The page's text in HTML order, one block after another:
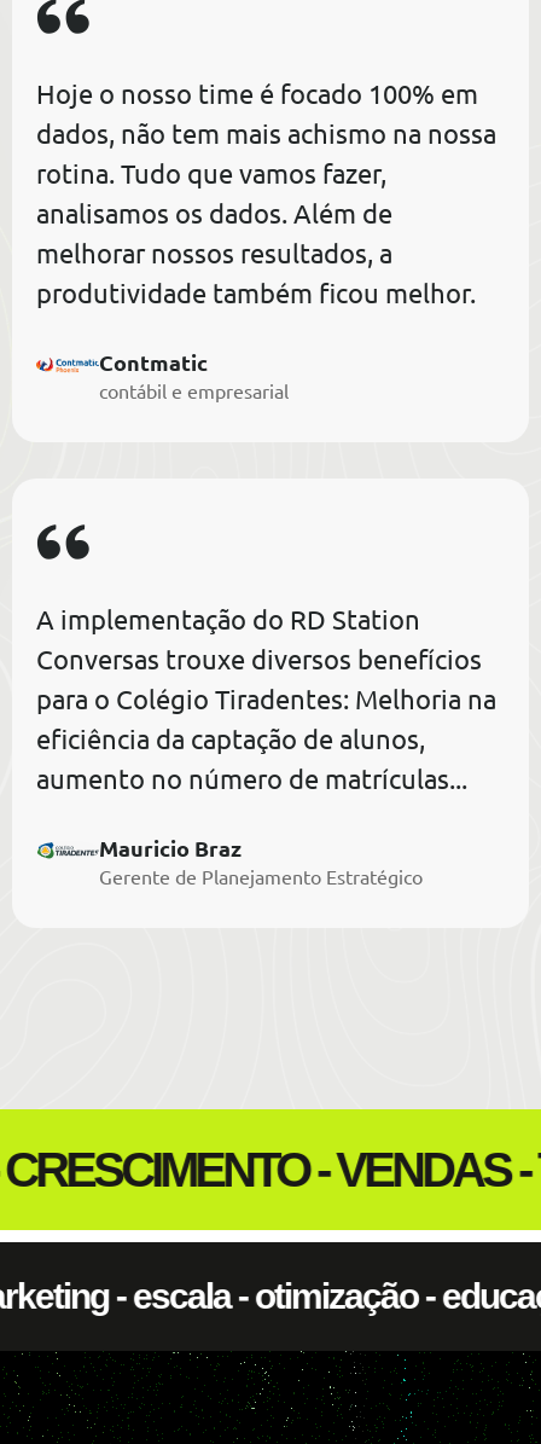
Hoje o nosso time é focado 100% em
dados, não tem mais achismo na nossa
rotina. Tudo que vamos fazer,
analisamos os dados. Além de
melhorar nossos resultados, a
produtividade também ficou melhor.
Contmatic
contábil e empresarial
A implementação do RD Station
Conversas trouxe diversos benefícios
para o Colégio Tiradentes: Melhoria na
eficiência da captação de alunos,
aumento no número de matrículas...
Mauricio Braz
Gerente de Planejamento Estratégico
- VENDAS -
marketing - escala - otimização